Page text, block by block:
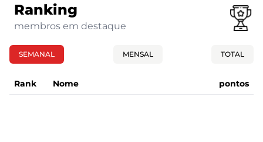
Ranking
membros em destaque
SEMANAL MENSAL TOTAL
Rank Nome pontos